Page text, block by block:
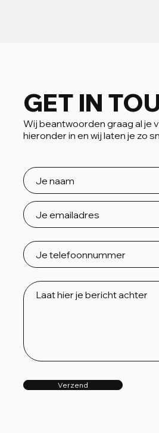
GET IN
Wij beantwoorden graag al je
hieronder in en wij laten je zo
Verzend